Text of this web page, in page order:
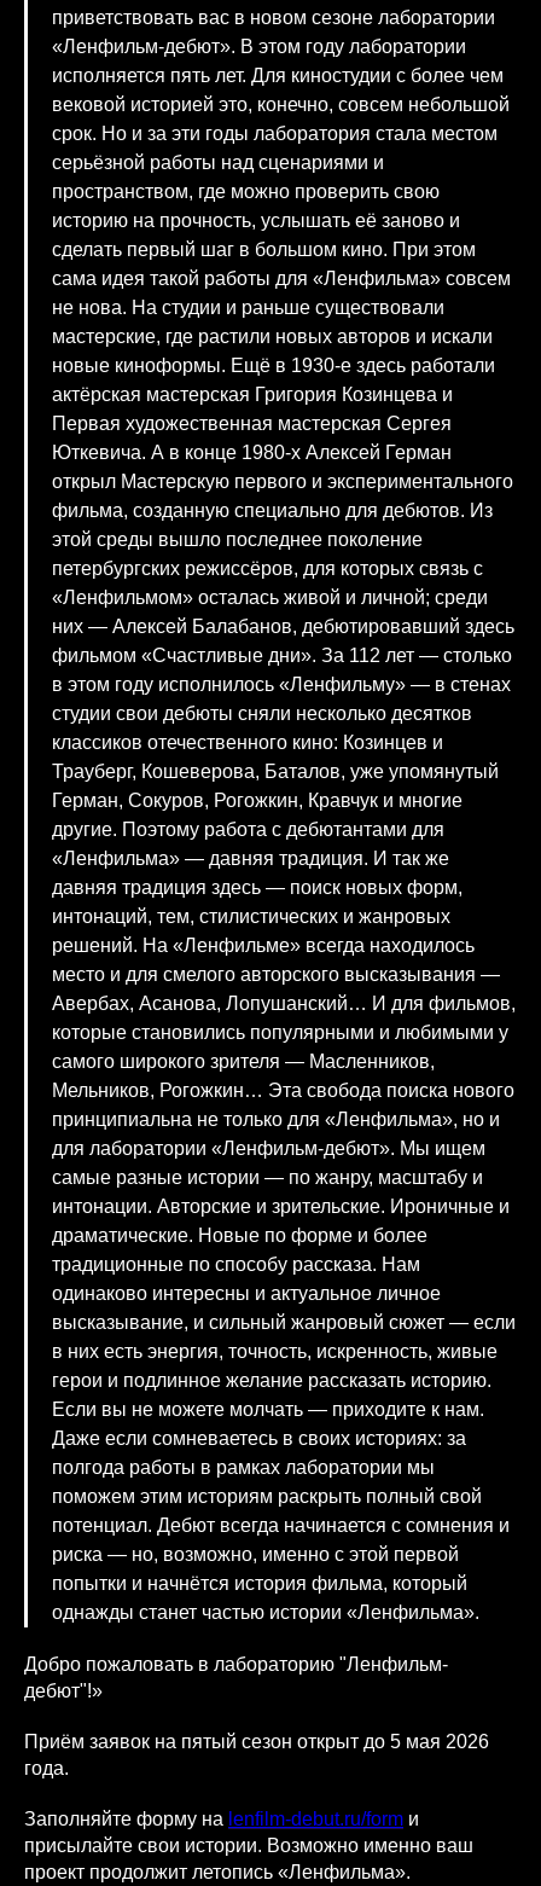
приветствовать вас в новом сезоне лаборатории
«Ленфильм-дебют». В этом году лаборатории
исполняется пять лет. Для киностудии с более чем
вековой историей это, конечно, совсем небольшой
срок. Но и за эти годы лаборатория стала местом
серьёзной работы над сценариями и
пространством, где можно проверить свою
историю на прочность, услышать её заново и
сделать первый шаг в большом кино. При этом
сама идея такой работы для «Ленфильма» совсем
не нова. На студии и раньше существовали
мастерские, где растили новых авторов и искали
новые киноформы. Ещё в 1930-е здесь работали
актёрская мастерская Григория Козинцева и
Первая художественная мастерская Сергея
Юткевича. А в конце 1980-х Алексей Герман
открыл Мастерскую первого и экспериментального
фильма, созданную специально для дебютов. Из
этой среды вышло последнее поколение
петербургских режиссёров, для которых связь с
«Ленфильмом» осталась живой и личной; среди
них — Алексей Балабанов, дебютировавший здесь
фильмом «Счастливые дни». За 112 лет — столько
в этом году исполнилось «Ленфильму» — в стенах
студии свои дебюты сняли несколько десятков
классиков отечественного кино: Козинцев и
Трауберг, Кошеверова, Баталов, уже упомянутый
Герман, Сокуров, Рогожкин, Кравчук и многие
другие. Поэтому работа с дебютантами для
«Ленфильма» — давняя традиция. И так же
давняя традиция здесь — поиск новых форм,
интонаций, тем, стилистических и жанровых
решений. На «Ленфильме» всегда находилось
место и для смелого авторского высказывания —
Авербах, Асанова, Лопушанский… И для фильмов,
которые становились популярными и любимыми у
самого широкого зрителя — Масленников,
Мельников, Рогожкин… Эта свобода поиска нового
принципиальна не только для «Ленфильма», но и
для лаборатории «Ленфильм-дебют». Мы ищем
самые разные истории — по жанру, масштабу и
интонации. Авторские и зрительские. Ироничные и
драматические. Новые по форме и более
традиционные по способу рассказа. Нам
одинаково интересны и актуальное личное
высказывание, и сильный жанровый сюжет — если
в них есть энергия, точность, искренность, живые
герои и подлинное желание рассказать историю.
Если вы не можете молчать — приходите к нам.
Даже если сомневаетесь в своих историях: за
полгода работы в рамках лаборатории мы
поможем этим историям раскрыть полный свой
потенциал. Дебют всегда начинается с сомнения и
риска — но, возможно, именно с этой первой
попытки и начнётся история фильма, который
однажды станет частью истории «Ленфильма».
Добро пожаловать в лабораторию "Ленфильм-
дебют"!»
Приём заявок на пятый сезон открыт до 5 мая 2026
года.
Заполняйте форму на lenfilm-debut.ru/form и
присылайте свои истории. Возможно именно ваш
проект продолжит летопись «Ленфильма».